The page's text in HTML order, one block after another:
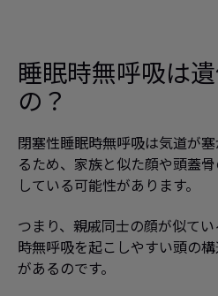
睡眠時無呼吸は
の？
閉塞性睡眠時無呼吸は気道が
るため、家族と似た顔や頭蓋
している可能性があります。
つまり、親戚同士の顔が似て
時無呼吸を起こしやすい頭の
があるのです。